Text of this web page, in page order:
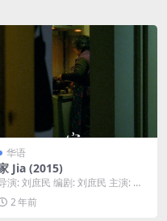
华语
Jia (2015)
演: 刘庶民 编剧: 刘庶民 主演: 邓
守芳 / 刘立杰 / 刘晓敏 / 蒋江...
2 年前